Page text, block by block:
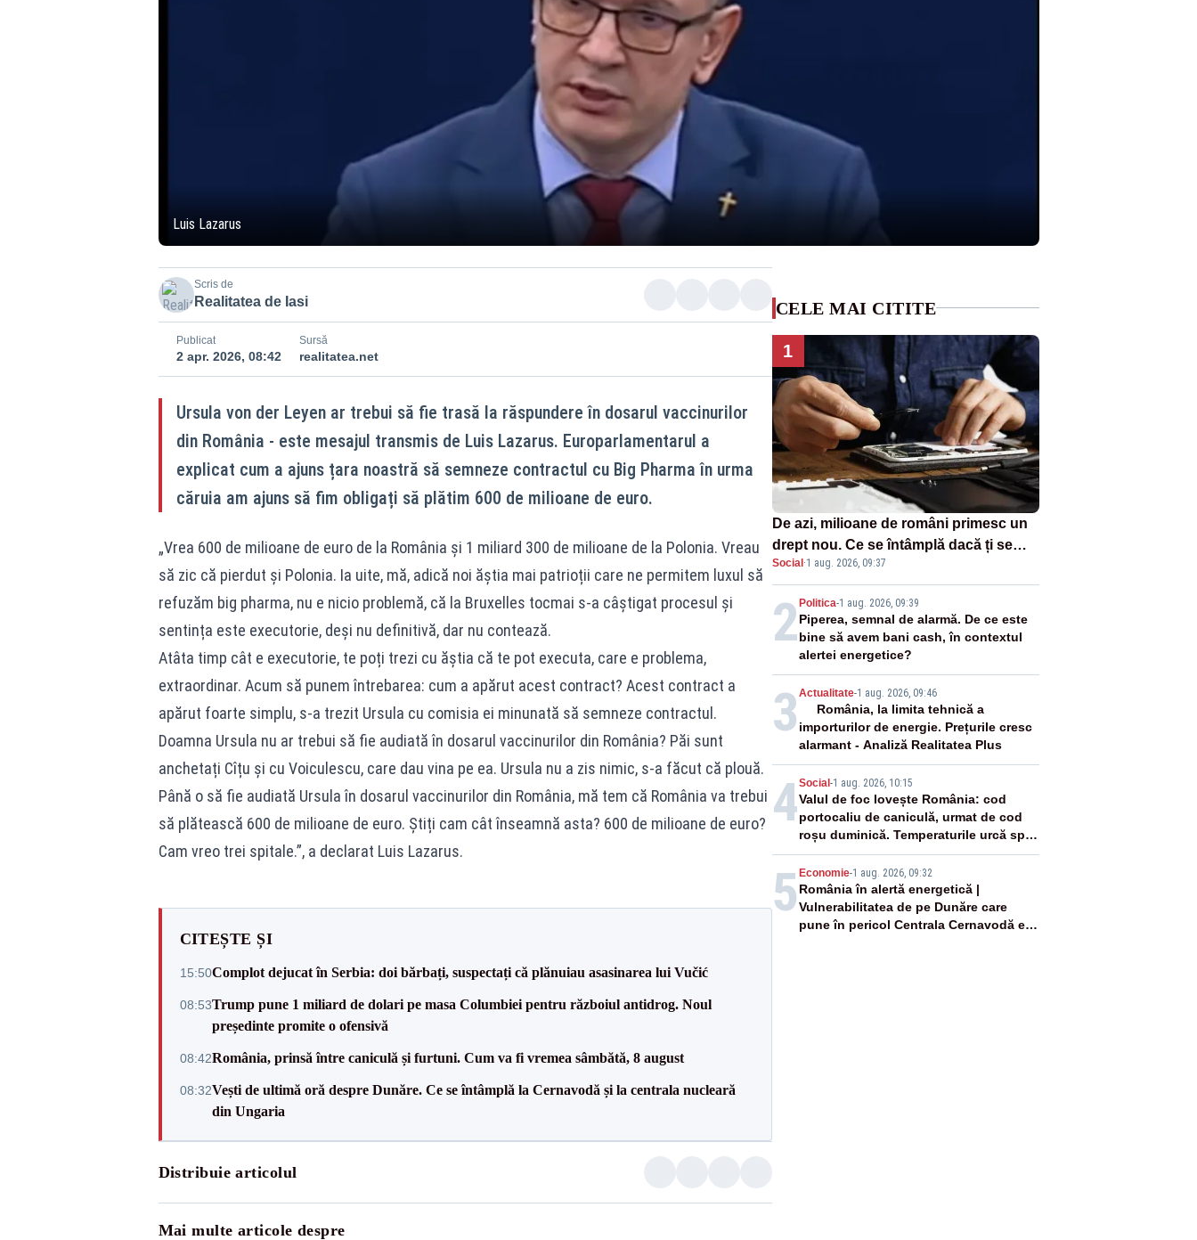
Luis Lazarus
Scris de
Realitatea de Iasi
Publicat
2 apr. 2026, 08:42
Sursă
realitatea.net
Ursula von der Leyen ar trebui să fie trasă la răspundere în dosarul vaccinurilor
din România - este mesajul transmis de Luis Lazarus. Europarlamentarul a
explicat cum a ajuns țara noastră să semneze contractul cu Big Pharma în urma
căruia am ajuns să fim obligați să plătim 600 de milioane de euro.
„Vrea 600 de milioane de euro de la România și 1 miliard 300 de milioane de la Polonia. Vreau
să zic că pierdut și Polonia. Ia uite, mă, adică noi ăștia mai patrioții care ne permitem luxul să
refuzăm big pharma, nu e nicio problemă, că la Bruxelles tocmai s-a câștigat procesul și
sentința este executorie, deși nu definitivă, dar nu contează.
Atâta timp cât e executorie, te poți trezi cu ăștia că te pot executa, care e problema,
extraordinar. Acum să punem întrebarea: cum a apărut acest contract? Acest contract a
apărut foarte simplu, s-a trezit Ursula cu comisia ei minunată să semneze contractul.
Doamna Ursula nu ar trebui să fie audiată în dosarul vaccinurilor din România? Păi sunt
anchetați Cîțu și cu Voiculescu, care dau vina pe ea. Ursula nu a zis nimic, s-a făcut că plouă.
Până o să fie audiată Ursula în dosarul vaccinurilor din România, mă tem că România va trebui
să plătească 600 de milioane de euro. Știți cam cât înseamnă asta? 600 de milioane de euro?
Cam vreo trei spitale.”, a declarat Luis Lazarus.
CITEȘTE ȘI
15:50Complot dejucat în Serbia: doi bărbați, suspectați că plănuiau asasinarea lui Vučić
08:53Trump pune 1 miliard de dolari pe masa Columbiei pentru războiul antidrog. Noul
președinte promite o ofensivă
08:42România, prinsă între caniculă și furtuni. Cum va fi vremea sâmbătă, 8 august
08:32Vești de ultimă oră despre Dunăre. Ce se întâmplă la Cernavodă și la centrala nucleară
din Ungaria
Distribuie articolul
Mai multe articole despre
CELE MAI CITITE
1
De azi, milioane de români primesc un
drept nou. Ce se întâmplă dacă ți se
strică un produs
Social·1 aug. 2026, 09:37
2Politica-1 aug. 2026, 09:39
Piperea, semnal de alarmă. De ce este
bine să avem bani cash, în contextul
alertei energetice?
3 Actualitate-1 aug. 2026, 09:46
România, la limita tehnică a
importurilor de energie. Prețurile cresc
alarmant - Analiză Realitatea Plus
4Social-1 aug. 2026, 10:15
Valul de foc lovește România: cod
portocaliu de caniculă, urmat de cod
roșu duminică. Temperaturile urcă spre
40°C
5 Economie-1 aug. 2026, 09:32
România în alertă energetică |
Vulnerabilitatea de pe Dunăre care
pune în pericol Centrala Cernavodă era